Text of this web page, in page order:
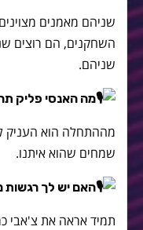
שניהם מאמנים
השחקנים, הם רוצים
שניהם.
מה האנסי פליק
מההתחלה הוא העניק
שמחים שהוא איתנו.
האם יש לך רגשות
תמיד אראה את צ'אבי